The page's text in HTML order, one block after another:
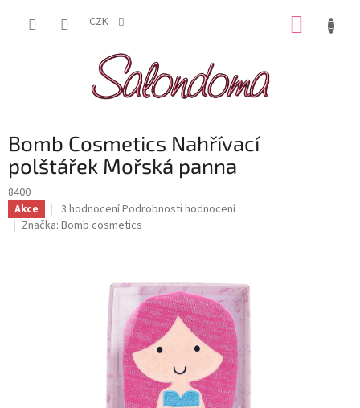
CZK
Bomb Cosmetics Nahřívací
polštářek Mořská panna
8400
Akce
Průměrné
hodnocení
hvězdiček.
3 hodnoceníPodrobnosti hodnocení
Značka: Bomb cosmetics